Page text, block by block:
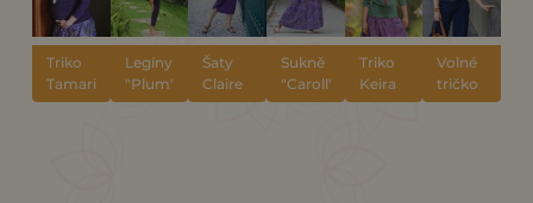
Triko
Tamari
"Plum"
Legíny
"Plum"
Šaty
Claire
"Plum"
Sukně
"Caroll"
Triko
Keira
"Jasper"
Volné
tričko
Nicole